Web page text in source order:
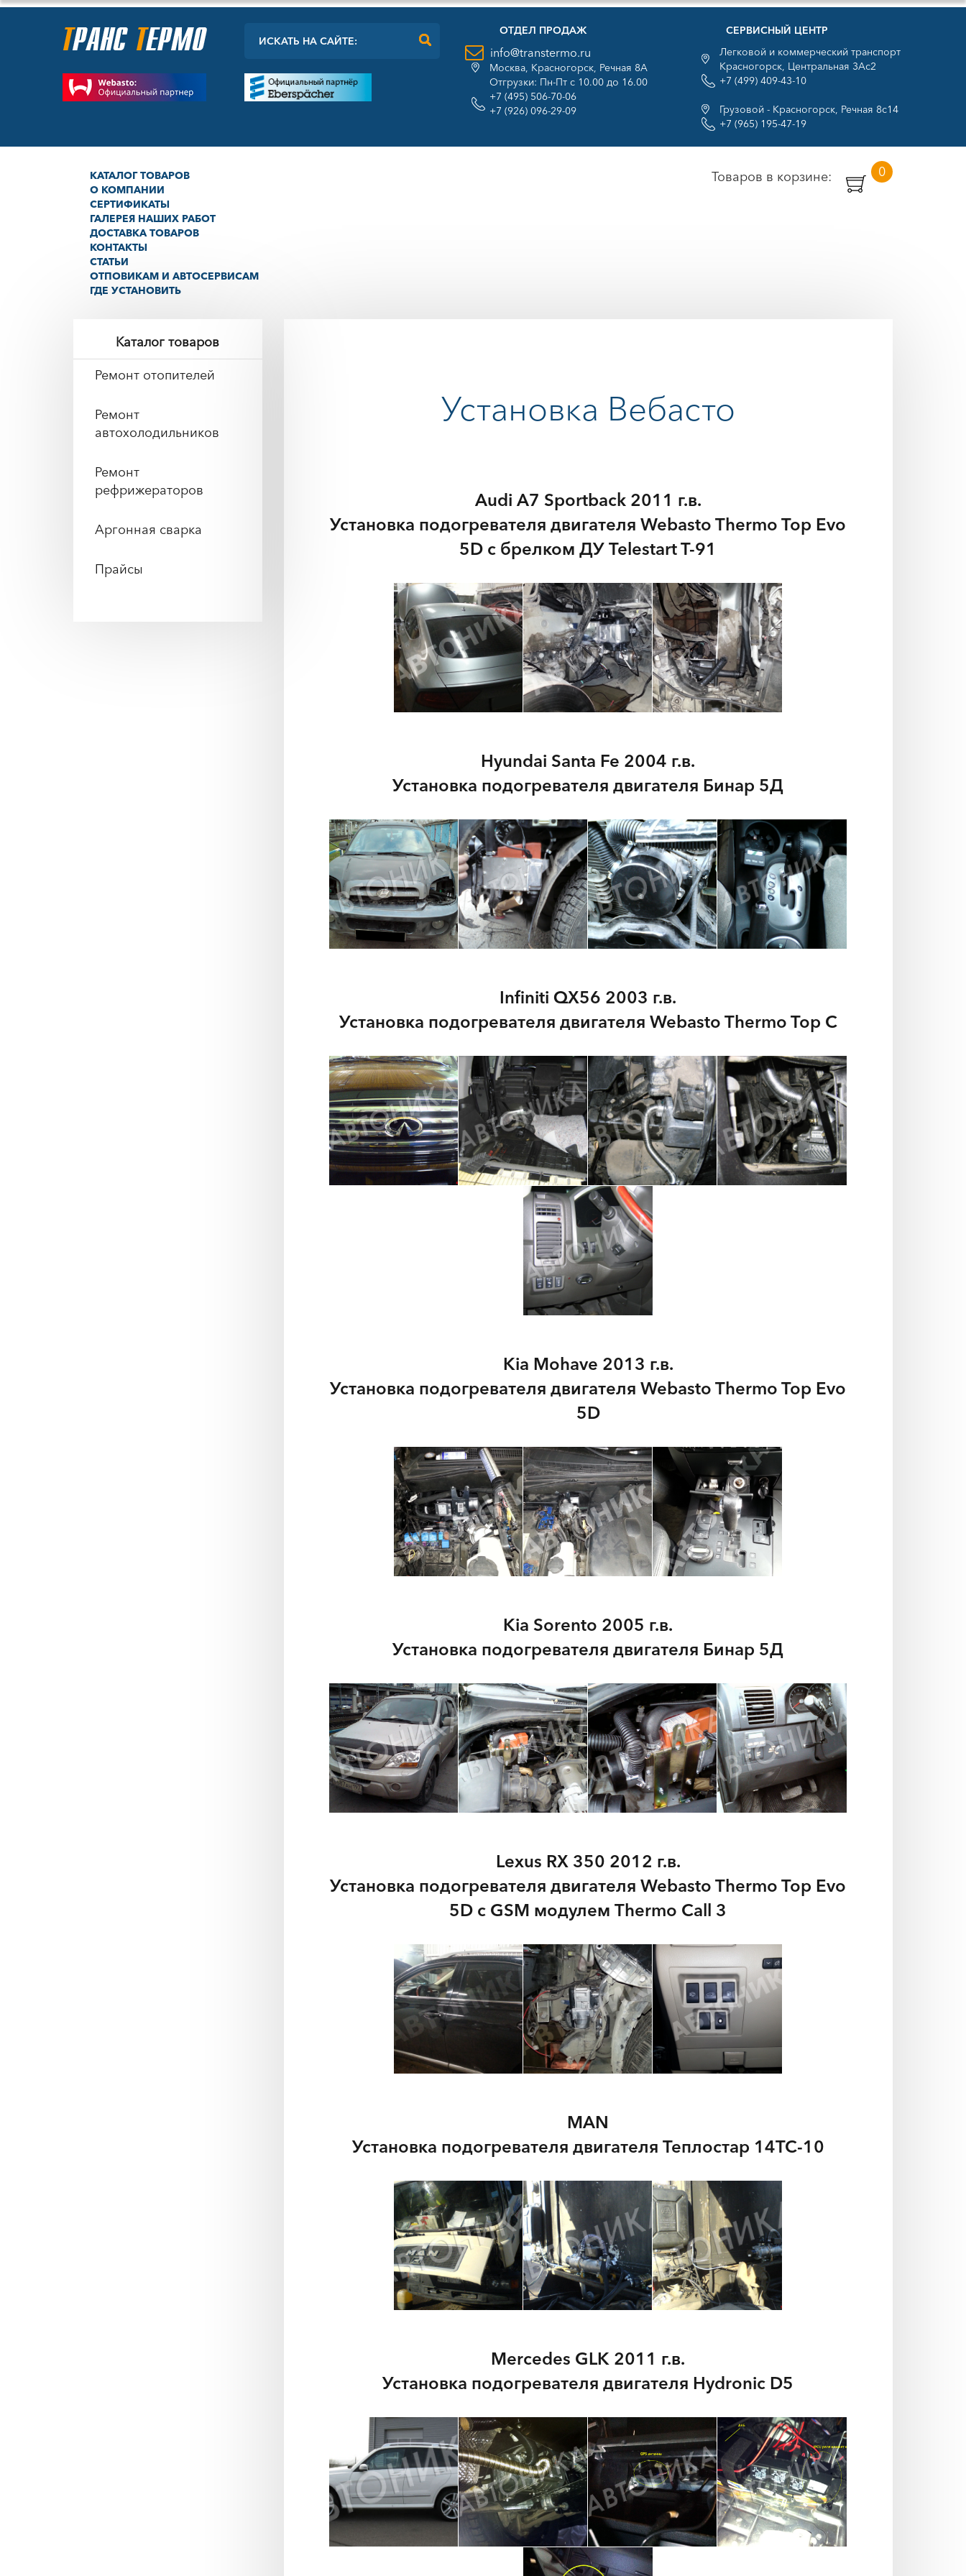
ОТДЕЛ ПРОДАЖ
info@transtermo.ru
Москва, Красногорск, Речная 8А
Отгрузки: Пн-Пт с 10.00 до 16.00
+7 (495) 506-70-06
+7 (926) 096-29-09
СЕРВИСНЫЙ ЦЕНТР
Легковой и коммерческий транспорт
Красногорск, Центральная 3Ас2
+7 (499) 409-43-10
Грузовой - Красногорск, Речная 8с14
+7 (965) 195-47-19
КАТАЛОГ ТОВАРОВ
О КОМПАНИИ
СЕРТИФИКАТЫ
ГАЛЕРЕЯ НАШИХ РАБОТ
ДОСТАВКА ТОВАРОВ
КОНТАКТЫ
СТАТЬИ
ОТПОВИКАМ И АВТОСЕРВИСАМ
ГДЕ УСТАНОВИТЬ
Товаров в корзине: 0
Установка Вебасто
Audi A7 Sportback 2011 г.в.
Установка подогревателя двигателя Webasto Thermo Top Evo
5D с брелком ДУ Telestart T-91
Hyundai Santa Fe 2004 г.в.
Установка подогревателя двигателя Бинар 5Д
Infiniti QX56 2003 г.в.
Установка подогревателя двигателя Webasto Thermo Top C
Kia Mohave 2013 г.в.
Установка подогревателя двигателя Webasto Thermo Top Evo
5D
Kia Sorento 2005 г.в.
Установка подогревателя двигателя Бинар 5Д
Lexus RX 350 2012 г.в.
Установка подогревателя двигателя Webasto Thermo Top Evo
5D с GSM модулем Thermo Call 3
MAN
Установка подогревателя двигателя Теплостар 14ТС-10
Mercedes GLK 2011 г.в.
Установка подогревателя двигателя Hydronic D5
Каталог товаров
Ремонт отопителей
Ремонт
автохолодильников
Ремонт
рефрижераторов
Аргонная сварка
Прайсы